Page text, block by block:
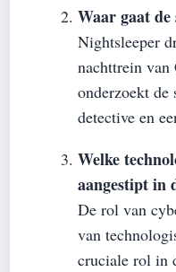
Waar gaat de
Nightsleeper
nachttrein van
onderzoekt de
detective en
Welke
aangestipt in
De rol van
van
cruciale rol in